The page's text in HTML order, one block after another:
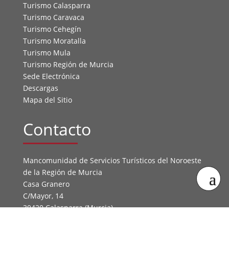
Turismo Calasparra
Turismo Caravaca
Turismo Cehegín
Turismo Moratalla
Turismo Mula
Turismo Región de Murcia
Sede Electrónica
Descargas
Mapa del Sitio
Contacto
Mancomunidad de Servicios Turísticos del Noroeste
de la Región de Murcia
Casa Granero
C/Mayor, 14
30420 Calasparra (Murcia)